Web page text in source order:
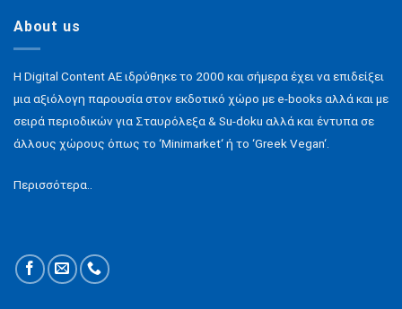
About us
H Digital Content ΑΕ ιδρύθηκε το 2000 και σήμερα έχει να επιδείξει
μια αξιόλογη παρουσία στον εκδοτικό χώρο με e-books αλλά και με
σειρά περιοδικών για Σταυρόλεξα & Su-doku αλλά και έντυπα σε
άλλους χώρους όπως το ‘Minimarket‘ ή το ‘Greek Vegan‘.
Περισσότερα..